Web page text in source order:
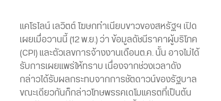
แคโรไลน์ เลวิตต์ โฆษกทำเนียบขาวของสหรัฐฯ เปิด
เผยเมื่อวานนี้ (12 พ.ย.) ว่า ข้อมูลดัชนีราคาผู้บริโภค
(CPI) และตัวเลขการจ้างงานเดือนต.ค. นั้น อาจไม่ได้
รับการเผยแพร่ให้ทราบ เนื่องจากช่วงเวลาดัง
กล่าวได้รับผลกระทบจากการชัตดาวน์ของรัฐบาล
ขณะเดียวกันก็กล่าวโทษพรรคเดโมแครตที่เป็นต้น